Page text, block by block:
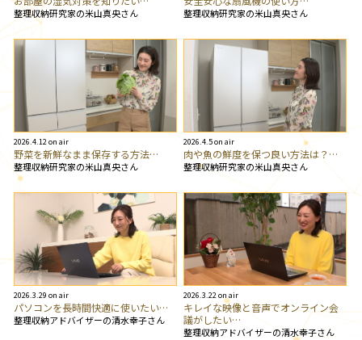
整理収納研究家の米山真央さん 整理収納研究家の米山真央さん
2026.4.12 on air
野菜を新鮮なまま保存する方法…
整理収納研究家の米山真央さん
2026.4.5 on air
肉や魚の鮮度を保つ良い方法は？…
整理収納研究家の米山真央さん
2026.3.29 on air
パソコンを長時間快適に使いたい…
整理収納アドバイザーの清水幸子さん
2026.3.22 on air
キレイな映像と音声でオンライン会
議がしたい…
整理収納アドバイザーの清水幸子さん